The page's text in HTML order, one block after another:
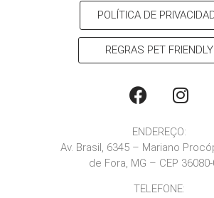
POLÍTICA DE
REGRAS PET FRIENDLY
ENDEREÇO:
Av. Brasil, 6345 – Mariano
de Fora, MG – CEP
TELEFONE: